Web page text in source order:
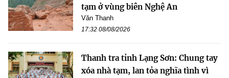
tạm ở vùng biên Nghệ An
Văn Thanh
17:32 08/08/2026
Thanh tra tỉnh Lạng Sơn: Chung tay
xóa nhà tạm, lan tỏa nghĩa tình vì